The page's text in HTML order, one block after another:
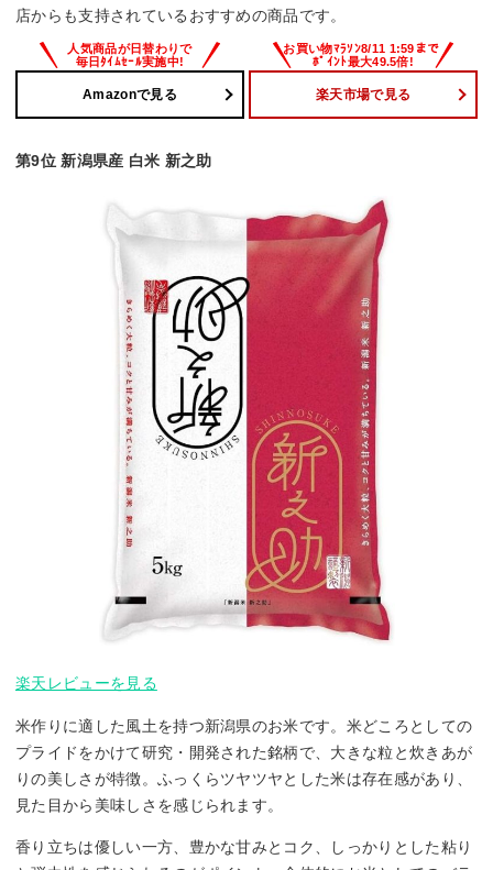
店からも支持されているおすすめの商品です。
Amazonで見る 楽天市場で見る
第9位 新潟県産 白米 新之助
楽天レビューを見る
米作りに適した風土を持つ新潟県のお米です。米どころとしての
プライドをかけて研究・開発された銘柄で、大きな粒と炊きあが
りの美しさが特徴。ふっくらツヤツヤとした米は存在感があり、
見た目から美味しさを感じられます。
香り立ちは優しい一方、豊かな甘みとコク、しっかりとした粘り